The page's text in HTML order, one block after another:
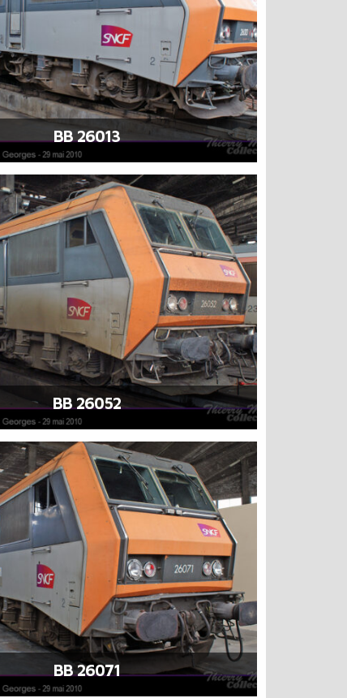
BB 26013
BB 26052
BB 26071